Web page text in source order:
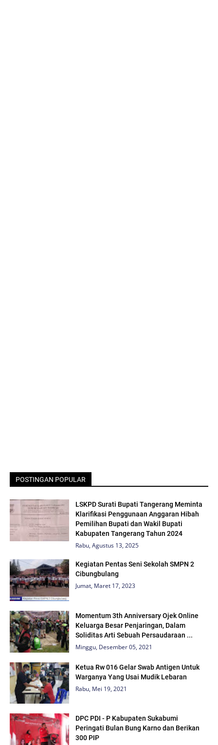
POSTINGAN POPULAR
LSKPD Surati Bupati Tangerang Meminta
Klarifikasi Penggunaan Anggaran Hibah
Pemilihan Bupati dan Wakil Bupati
Kabupaten Tangerang Tahun 2024
Rabu, Agustus 13, 2025
Kegiatan Pentas Seni Sekolah SMPN 2
Cibungbulang
Jumat, Maret 17, 2023
Momentum 3th Anniversary Ojek Online
Keluarga Besar Penjaringan, Dalam
Soliditas Arti Sebuah Persaudaraan ...
Minggu, Desember 05, 2021
Ketua Rw 016 Gelar Swab Antigen Untuk
Warganya Yang Usai Mudik Lebaran
Rabu, Mei 19, 2021
DPC PDI - P Kabupaten Sukabumi
Peringati Bulan Bung Karno dan Berikan
300 PIP